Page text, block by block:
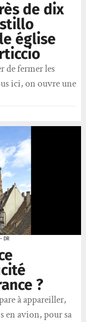
de dix
église
de fermer les
ici, on ouvre une
DR
?
à appareiller,
en avion, pour sa